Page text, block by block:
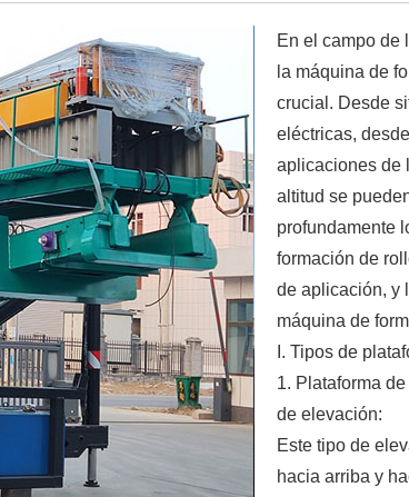
En el campo de
la máquina de
crucial. Desde
eléctricas,
aplicaciones de
altitud se
profundamente
formación de
de aplicación, y
máquina de
I. Tipos de
1. Plataforma
de elevación:
Este tipo de
hacia arriba y